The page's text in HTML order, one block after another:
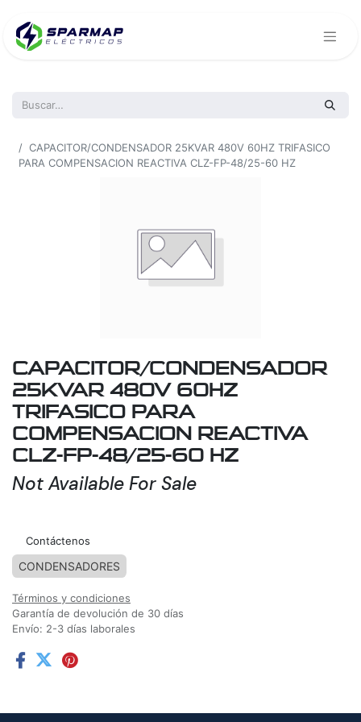
CAPACITOR/CONDENSADOR 25KVAR 480V 60HZ TRIFASICO
PARA COMPENSACION REACTIVA CLZ-FP-48/25-60 HZ
CAPACITOR/CONDENSADOR
25KVAR 480V 60HZ
TRIFASICO PARA
COMPENSACION REACTIVA
CLZ-FP-48/25-60 HZ
Not Available For Sale
Contáctenos
CONDENSADORES
Términos y condiciones
Garantía de devolución de 30 días
Envío: 2-3 días laborales